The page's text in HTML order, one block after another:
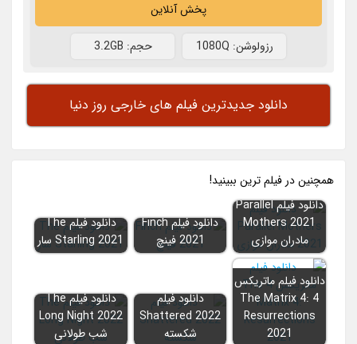
پخش آنلاین
رزولوشن: 1080Q حجم: 3.2GB
دانلود جدیدترین فیلم های خارجی روز دنیا
همچنين در فيلم ترين ببينيد!
دانلود فیلم Parallel
Mothers 2021
مادران موازی
دانلود فیلم Finch
2021 فینچ
دانلود فیلم The
Starling 2021 سار
دانلود فیلم ماتریکس
4 The Matrix 4:
Resurrections
2021
دانلود فیلم
Shattered 2022
شکسته
دانلود فیلم The
Long Night 2022
شب طولانی